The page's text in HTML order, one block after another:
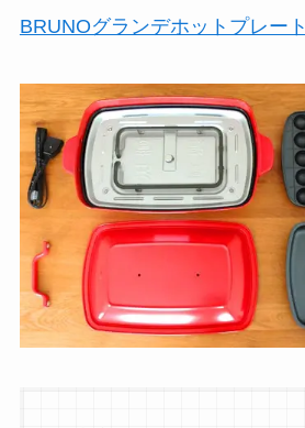
BRUNOグランデホットプレート